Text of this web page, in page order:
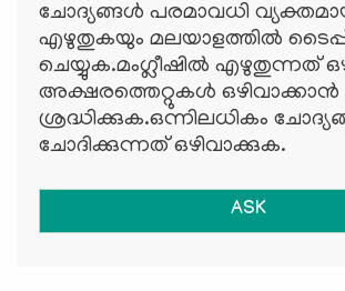
ചോദ്യങ്ങള്‍ പരമാവധി
എഴുതുകയും മലയാളത്തില്‍
ചെയ്യുക.മംഗ്ലീഷില്‍ എഴുതുന്നത്
അക്ഷരത്തെറ്റുകള്‍ ഒഴിവാക്കാന്‍
ശ്രദ്ധിക്കുക.ഒന്നിലധികം
ചോദിക്കുന്നത് ഒഴിവാക്കുക.
ASK